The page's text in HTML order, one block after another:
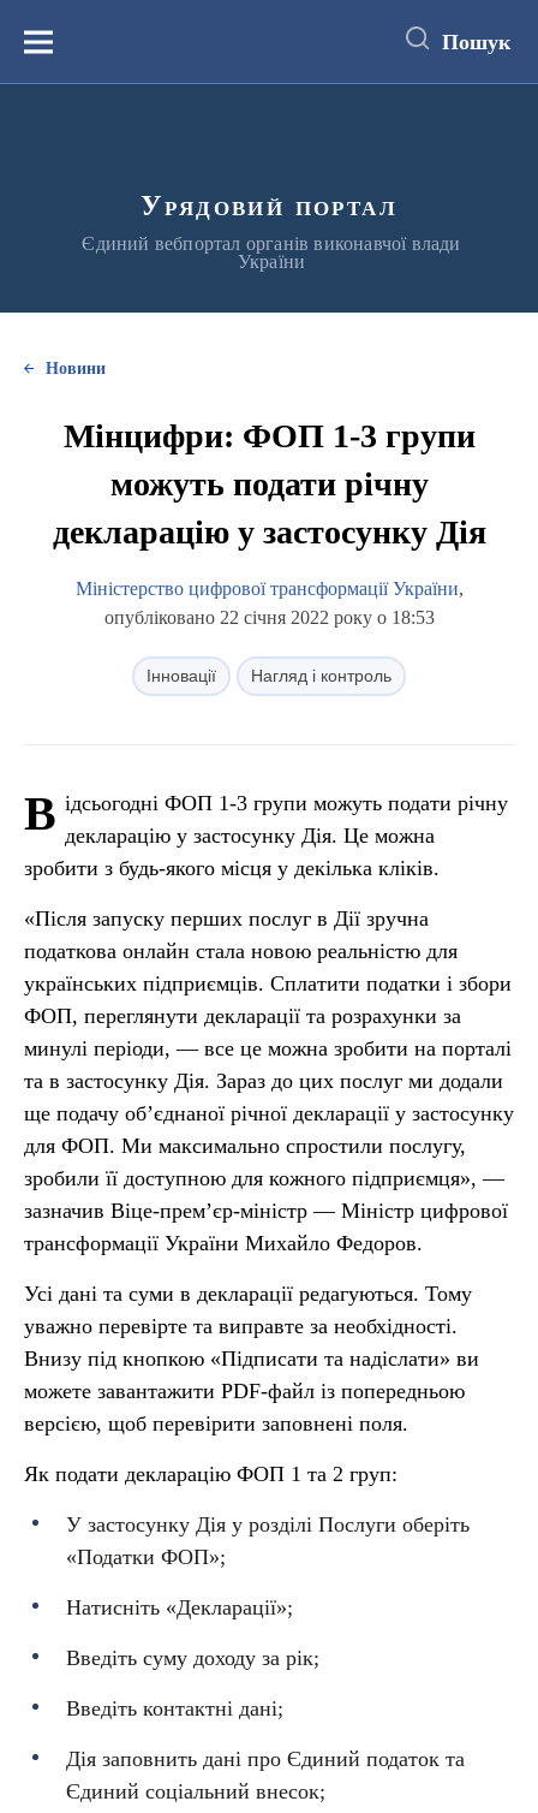
вмістуМеню Пошук
Урядовий портал
Єдиний вебпортал органів виконавчої влади
України
Новини
Мінцифри: ФОП 1-3 групи
можуть подати річну
декларацію у застосунку Дія
Міністерство цифрової трансформації України,
опубліковано 22 січня 2022 року о 18:53
Інновації Нагляд і контроль
В ідсьогодні ФОП 1-3 групи можуть подати річну
декларацію у застосунку Дія. Це можна
зробити з будь-якого місця у декілька кліків.
«Після запуску перших послуг в Дії зручна
податкова онлайн стала новою реальністю для
українських підприємців. Сплатити податки і збори
ФОП, переглянути декларації та розрахунки за
минулі періоди, — все це можна зробити на порталі
та в застосунку Дія. Зараз до цих послуг ми додали
ще подачу об’єднаної річної декларації у застосунку
для ФОП. Ми максимально спростили послугу,
зробили її доступною для кожного підприємця», —
зазначив Віце-прем’єр-міністр — Міністр цифрової
трансформації України Михайло Федоров.
Усі дані та суми в декларації редагуються. Тому
уважно перевірте та виправте за необхідності.
Внизу під кнопкою «Підписати та надіслати» ви
можете завантажити PDF-файл із попередньою
версією, щоб перевірити заповнені поля.
Як подати декларацію ФОП 1 та 2 груп:
У застосунку Дія у розділі Послуги оберіть
«Податки ФОП»;
Натисніть «Декларації»;
Введіть суму доходу за рік;
Введіть контактні дані;
Дія заповнить дані про Єдиний податок та
Єдиний соціальний внесок;